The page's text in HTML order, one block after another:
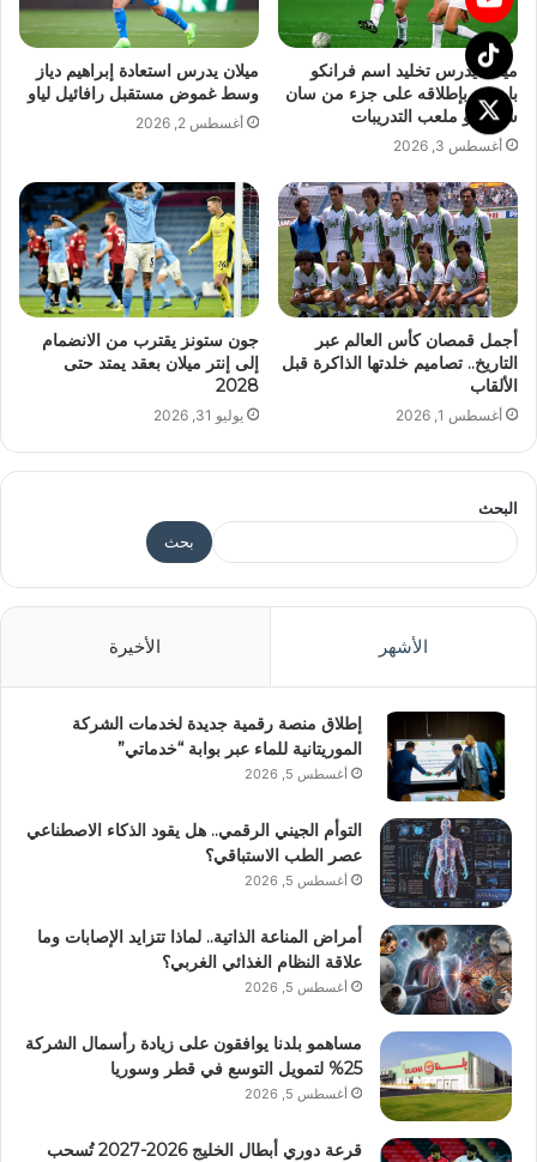
ميلان يدرس تخليد اسم فرانكو
باريزي بإطلاقه على جزء من سان
سيرو أو ملعب التدريبات
أغسطس 3, 2026
ميلان يدرس استعادة إبراهيم دياز
وسط غموض مستقبل رافائيل لياو
أغسطس 2, 2026
أجمل قمصان كأس العالم عبر
التاريخ.. تصاميم خلدتها الذاكرة قبل
الألقاب
أغسطس 1, 2026
جون ستونز يقترب من الانضمام
إلى إنتر ميلان بعقد يمتد حتى
2028
يوليو 31, 2026
البحث
بحث
الأشهر الأخيرة
إطلاق منصة رقمية جديدة لخدمات الشركة
الموريتانية للماء عبر بوابة “خدماتي”
أغسطس 5, 2026
التوأم الجيني الرقمي.. هل يقود الذكاء الاصطناعي
عصر الطب الاستباقي؟
أغسطس 5, 2026
أمراض المناعة الذاتية.. لماذا تتزايد الإصابات وما
علاقة النظام الغذائي الغربي؟
أغسطس 5, 2026
مساهمو بلدنا يوافقون على زيادة رأسمال الشركة
25% لتمويل التوسع في قطر وسوريا
أغسطس 5, 2026
قرعة دوري أبطال الخليج 2026-2027 تُسحب